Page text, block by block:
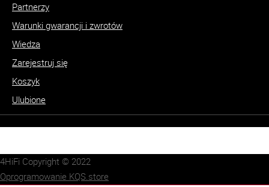
Partnerzy
Warunki gwarancji i zwrotów
Wiedza
Zarejestruj się
Koszyk
Ulubione
4HiFi Copyright © 2022
Oprogramowanie KQS.store